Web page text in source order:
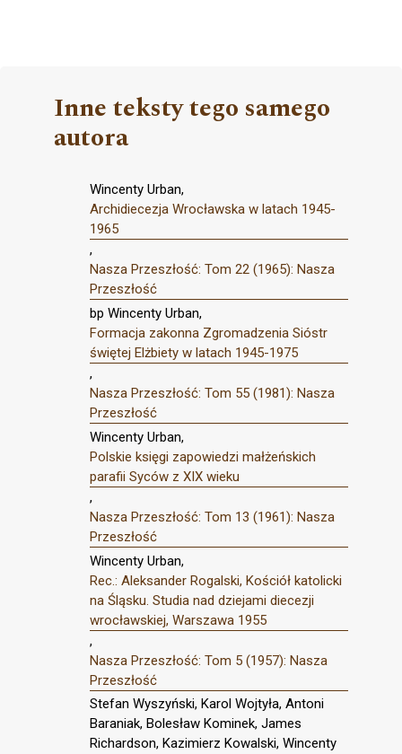
Inne teksty tego samego
autora
Wincenty Urban,
Archidiecezja Wrocławska w latach 1945-
1965
,
Nasza Przeszłość: Tom 22 (1965): Nasza
Przeszłość
bp Wincenty Urban,
Formacja zakonna Zgromadzenia Sióstr
świętej Elżbiety w latach 1945-1975
,
Nasza Przeszłość: Tom 55 (1981): Nasza
Przeszłość
Wincenty Urban,
Polskie księgi zapowiedzi małżeńskich
parafii Syców z XIX wieku
,
Nasza Przeszłość: Tom 13 (1961): Nasza
Przeszłość
Wincenty Urban,
Rec.: Aleksander Rogalski, Kościół katolicki
na Śląsku. Studia nad dziejami diecezji
wrocławskiej, Warszawa 1955
,
Nasza Przeszłość: Tom 5 (1957): Nasza
Przeszłość
Stefan Wyszyński, Karol Wojtyła, Antoni
Baraniak, Bolesław Kominek, James
Richardson, Kazimierz Kowalski, Wincenty